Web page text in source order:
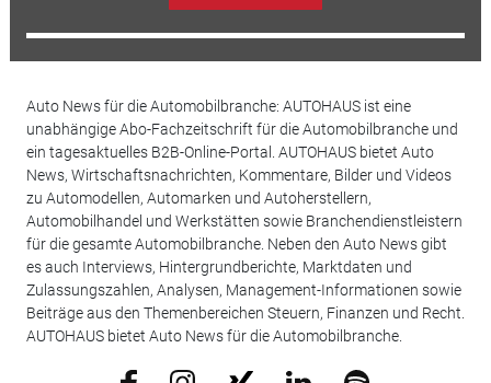
Auto News für die Automobilbranche: AUTOHAUS ist eine
unabhängige Abo-Fachzeitschrift für die Automobilbranche und
ein tagesaktuelles B2B-Online-Portal. AUTOHAUS bietet Auto
News, Wirtschaftsnachrichten, Kommentare, Bilder und Videos
zu Automodellen, Automarken und Autoherstellern,
Automobilhandel und Werkstätten sowie Branchendienstleistern
für die gesamte Automobilbranche. Neben den Auto News gibt
es auch Interviews, Hintergrundberichte, Marktdaten und
Zulassungszahlen, Analysen, Management-Informationen sowie
Beiträge aus den Themenbereichen Steuern, Finanzen und Recht.
AUTOHAUS bietet Auto News für die Automobilbranche.